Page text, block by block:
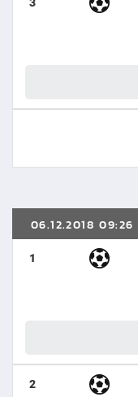
06.12.2018 09:26
1
2